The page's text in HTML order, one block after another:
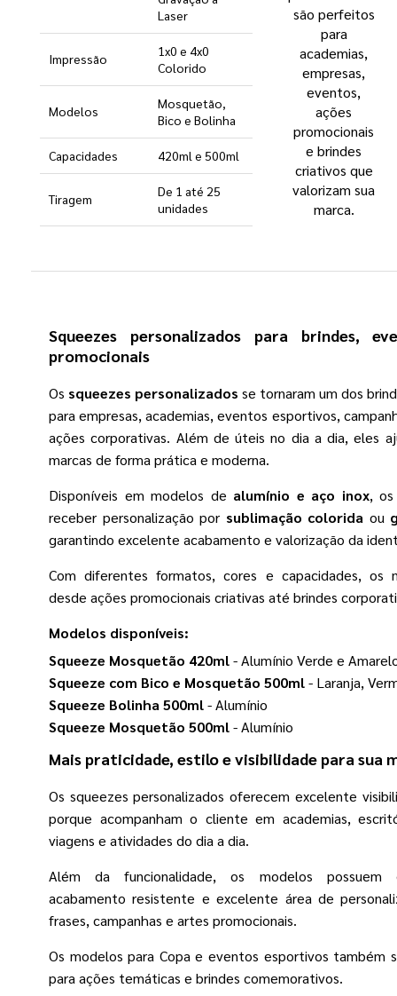
Laser
Impressão
1x0 e 4x0
Colorido
Modelos
Mosquetão,
Bico e Bolinha
Capacidades 420ml e 500ml
Tiragem
De 1 até 25
unidades
são perfeitos
para
academias,
empresas,
eventos,
ações
promocionais
e brindes
criativos que
valorizam sua
marca.
Squeezes personalizados para brindes,
promocionais
Os squeezes personalizados se tornaram um dos
para empresas, academias, eventos esportivos,
ações corporativas. Além de úteis no dia a dia, eles
marcas de forma prática e moderna.
Disponíveis em modelos de alumínio e aço inox, os
receber personalização por sublimação colorida ou
garantindo excelente acabamento e valorização da
Com diferentes formatos, cores e capacidades, os
desde ações promocionais criativas até brindes
Modelos disponíveis:
Squeeze Mosquetão 420ml- Alumínio Verde e
Squeeze com Bico e Mosquetão 500ml- Laranja,
Squeeze Bolinha 500ml- Alumínio
Squeeze Mosquetão 500ml- Alumínio
Mais praticidade, estilo e visibilidade para sua
Os squeezes personalizados oferecem excelente
porque acompanham o cliente em academias,
viagens e atividades do dia a dia.
Além da funcionalidade, os modelos possuem
acabamento resistente e excelente área de
frases, campanhas e artes promocionais.
Os modelos para Copa e eventos esportivos também
para ações temáticas e brindes comemorativos.